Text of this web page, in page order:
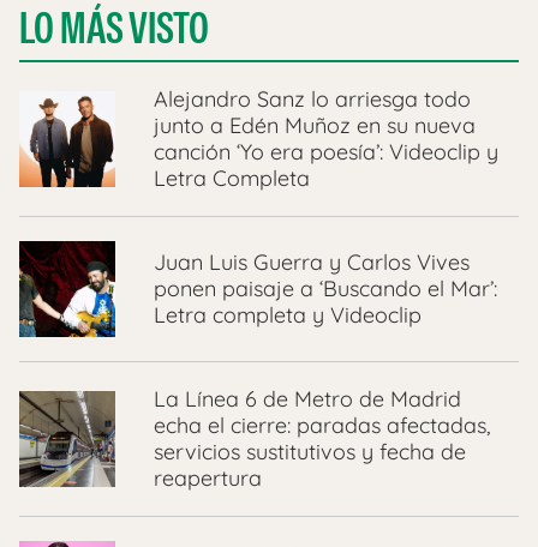
LO MÁS VISTO
Alejandro Sanz lo arriesga todo
junto a Edén Muñoz en su nueva
canción ‘Yo era poesía’: Videoclip y
Letra Completa
Juan Luis Guerra y Carlos Vives
ponen paisaje a ‘Buscando el Mar’:
Letra completa y Videoclip
La Línea 6 de Metro de Madrid
echa el cierre: paradas afectadas,
servicios sustitutivos y fecha de
reapertura